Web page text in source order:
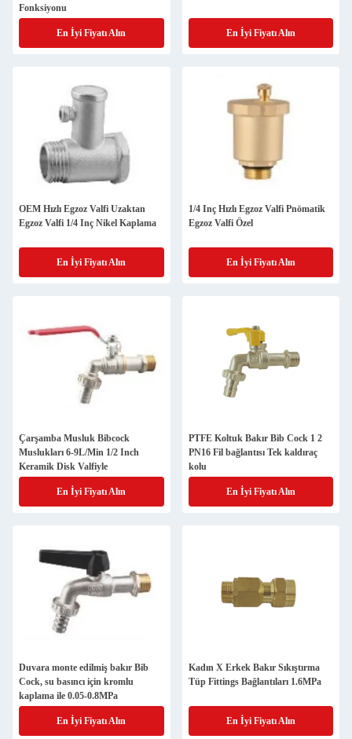
Fonksiyonu
En İyi Fiyatı Alın En İyi Fiyatı Alın
OEM Hızlı Egzoz Valfi Uzaktan
Egzoz Valfi 1/4 Inç Nikel Kaplama
En İyi Fiyatı Alın
1/4 Inç Hızlı Egzoz Valfi Pnömatik
Egzoz Valfi Özel
En İyi Fiyatı Alın
Çarşamba Musluk Bibcock
Muslukları 6-9L/Min 1/2 Inch
Keramik Disk Valfiyle
En İyi Fiyatı Alın
PTFE Koltuk Bakır Bib Cock 1 2
PN16 Fil bağlantısı Tek kaldıraç
kolu
En İyi Fiyatı Alın
Duvara monte edilmiş bakır Bib
Cock, su basıncı için kromlu
kaplama ile 0.05-0.8MPa
En İyi Fiyatı Alın
Kadın X Erkek Bakır Sıkıştırma
Tüp Fittings Bağlantıları 1.6MPa
En İyi Fiyatı Alın